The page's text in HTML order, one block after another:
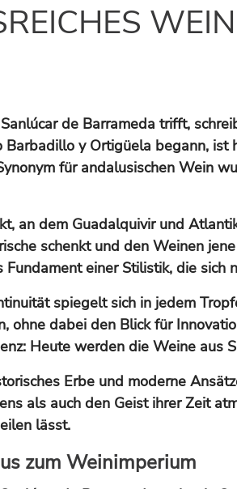
de Barrameda trifft,
y Ortigüela begann,
für andalusischen Wein
an dem Guadalquivir und
schenkt und den Weinen
einer Stilistik, die sich
spiegelt sich in jedem
dabei den Blick für
Heute werden die Weine aus
Erbe und moderne
als auch den Geist ihrer Zeit
lässt.
zum Weinimperium